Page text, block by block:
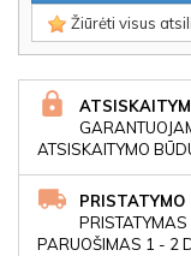
Žiūrėti visus
ATSISKAITYMO
PRISTATYMO
PARUOŠIMAS 1 - 2